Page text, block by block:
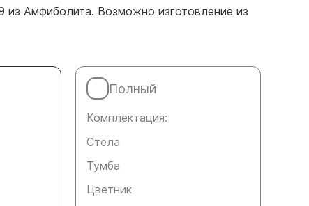
из Амфиболита. Возможно изготовление из
Полный
Комплектация:
Стела
Тумба
Цветник